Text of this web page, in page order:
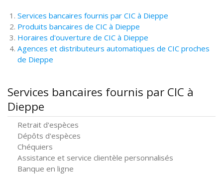
Services bancaires fournis par CIC à Dieppe
Produits bancaires de CIC à Dieppe
Horaires d'ouverture de CIC à Dieppe
Agences et distributeurs automatiques de CIC proches
de Dieppe
Services bancaires fournis par CIC à
Dieppe
Retrait d'espèces
Dépôts d'espèces
Chéquiers
Assistance et service clientèle personnalisés
Banque en ligne